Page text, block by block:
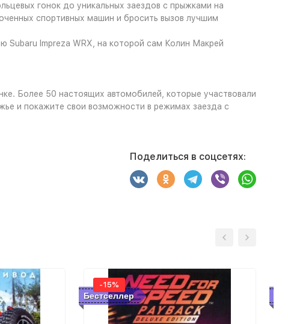
гонок до уникальных заездов с прыжками на
спортивных машин и бросить вызов лучшим
Subaru Impreza WRX, на которой сам Колин Макрей
Более 50 настоящих автомобилей, которые участвовали
и покажите свои возможности в режимах заезда с
Поделиться в соцсетях:
Бестселлер
-15%